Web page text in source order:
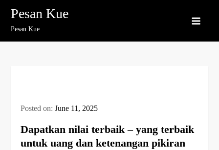
content
Pesan Kue
Pesan Kue
Posted on:June 11, 2025
Dapatkan nilai terbaik – yang terbaik
untuk uang dan ketenangan pikiran